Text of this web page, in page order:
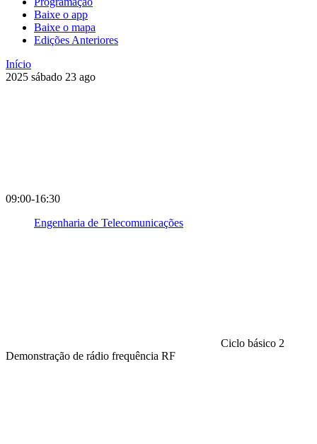
Baixe o app
Baixe o mapa
Edições Anteriores
Início
2025 sábado 23 ago
09:00-16:30
Engenharia de Telecomunicações
Ciclo básico 2
Demonstração de rádio frequência RF